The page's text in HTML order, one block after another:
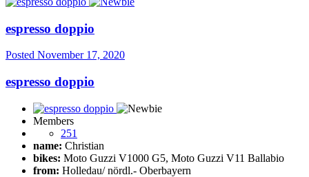
espresso doppio
Posted November 17, 2020
espresso doppio
Members
251
name: Christian
bikes: Moto Guzzi V1000 G5, Moto Guzzi V11 Ballabio
from: Holledau/ nördl.- Oberbayern